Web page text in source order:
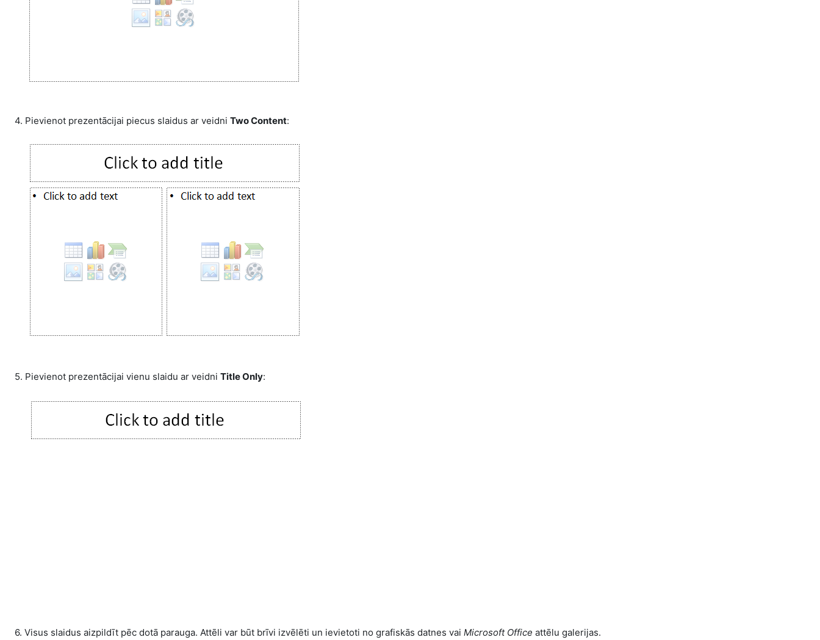
4. Pievienot prezentācijai piecus slaidus ar veidni Two Content:
5. Pievienot prezentācijai vienu slaidu ar veidni Title Only:
6. Visus slaidus aizpildīt pēc dotā parauga. Attēli var būt brīvi izvēlēti un ievietoti no grafiskās datnes vai Microsoft Office attēlu galerijas.